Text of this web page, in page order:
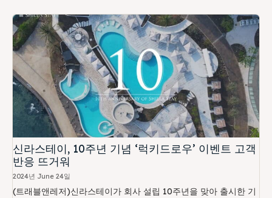
신라스테이, 10주년 기념 ‘럭키드로우’ 이벤트 고객
반응 뜨거워
2024년 June 24일
(트래블앤레저)신라스테이가 회사 설립 10주년을 맞아 출시한 기